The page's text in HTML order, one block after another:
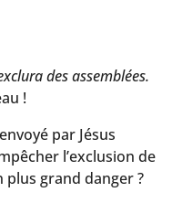
des assemblées.
!
par Jésus
l’exclusion de
plus grand danger ?